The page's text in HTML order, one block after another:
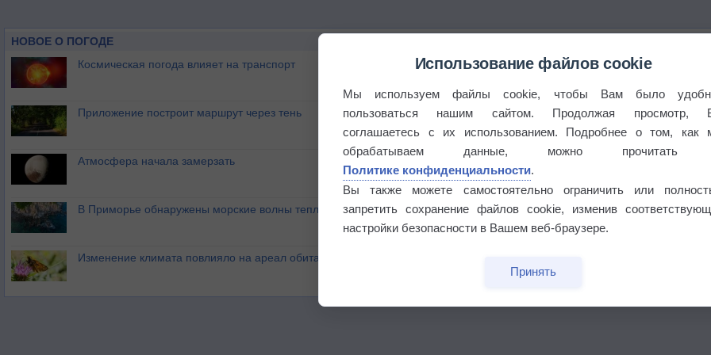
НОВОЕ О ПОГОДЕ
Космическая погода влияет на транспорт
Приложение построит маршрут через тень
Атмосфера начала замерзать
В Приморье обнаружены морские волны тепла
Изменение климата повлияло на ареал обитания бабочек
Использование файлов cookie
Мы используем файлы cookie, чтобы Вам было
пользоваться нашим сайтом. Продолжая просмотр,
соглашаетесь с их использованием. Подробнее о том, как
обрабатываем данные, можно прочитать
Политике конфиденциальности.
Вы также можете самостоятельно ограничить или
запретить сохранение файлов cookie, изменив
настройки безопасности в Вашем веб-браузере.
Принять